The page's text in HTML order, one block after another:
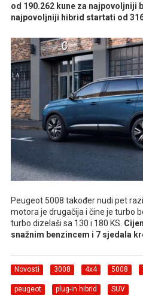
od 190.262 kune za najpovoljniji
najpovoljniji hibrid startati od
Peugeot 5008 također nudi pet
motora je drugačija i čine je turbo
turbo dizelaši sa 130 i 180 KS.
snažnim benzincem i 7 sjedala
Novosti 3008 4x4 5008
peugeot plug-in hibrid SUV